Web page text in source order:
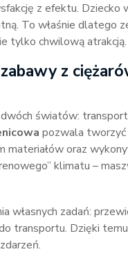
z efektu. Dziecko
To właśnie dlatego
tylko chwilową atrakcją.
z
światów:
pozwala tworzyć
oraz
klimatu –
własnych zadań:
transportu. Dzięki